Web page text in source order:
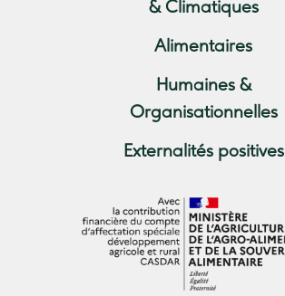
& Climatiques
Alimentaires
Humaines &
Organisationnelles
Externalités positives